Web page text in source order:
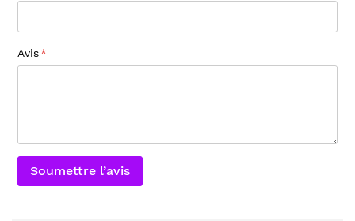
Avis
Soumettre l’avis